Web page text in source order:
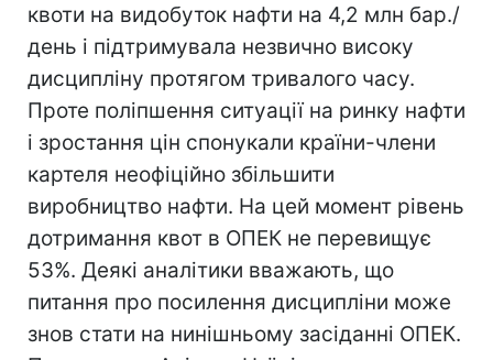
квоти на видобуток нафти на 4,2 млн бар./
день і підтримувала незвично високу
дисципліну протягом тривалого часу.
Проте поліпшення ситуації на ринку нафти
і зростання цін спонукали країни-члени
картеля неофіційно збільшити
виробництво нафти. На цей момент рівень
дотримання квот в ОПЕК не перевищує
53%. Деякі аналітики вважають, що
питання про посилення дисципліни може
знов стати на нинішньому засіданні ОПЕК.